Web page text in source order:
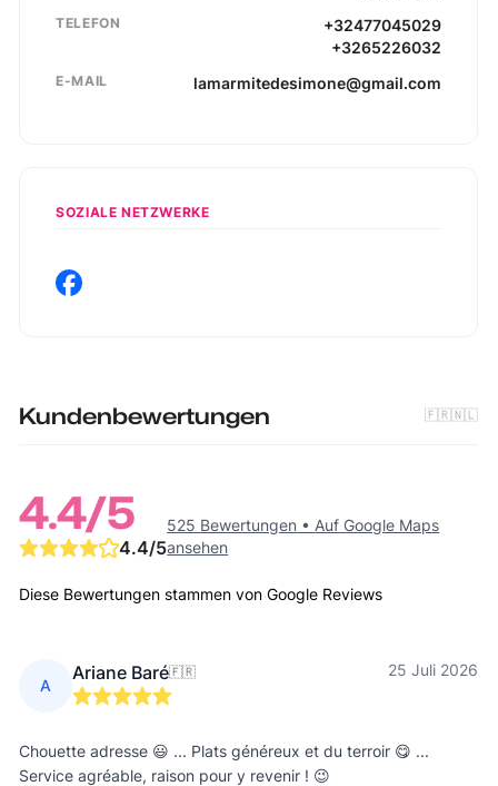
TELEFON
+32477045029
+3265226032
E-MAIL lamarmitedesimone@gmail.com
SOZIALE NETZWERKE
Kundenbewertungen 🇫🇷🇳🇱
4.4/5
4.4/5
525 Bewertungen • Auf Google Maps
ansehen
Diese Bewertungen stammen von Google Reviews
A
Ariane Baré🇫🇷 25 Juli 2026
Chouette adresse 😃 ... Plats généreux et du terroir 😋 ...
Service agréable, raison pour y revenir ! 😉